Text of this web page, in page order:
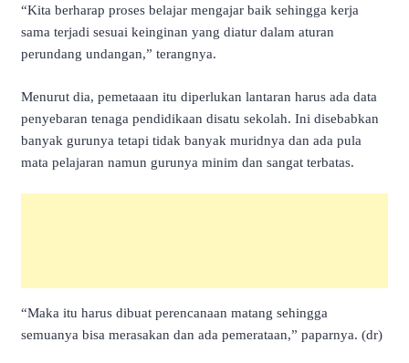
“Kita berharap proses belajar mengajar baik sehingga kerja
sama terjadi sesuai keinginan yang diatur dalam aturan
perundang undangan,” terangnya.
Menurut dia, pemetaaan itu diperlukan lantaran harus ada data
penyebaran tenaga pendidikaan disatu sekolah. Ini disebabkan
banyak gurunya tetapi tidak banyak muridnya dan ada pula
mata pelajaran namun gurunya minim dan sangat terbatas.
“Maka itu harus dibuat perencanaan matang sehingga
semuanya bisa merasakan dan ada pemerataan,” paparnya. (dr)